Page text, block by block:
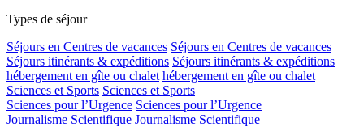
Types de séjour
Séjours en Centres de vacances Séjours en Centres de vacances
Séjours itinérants & expéditions Séjours itinérants & expéditions
hébergement en gîte ou chalet hébergement en gîte ou chalet
Sciences et Sports Sciences et Sports
Sciences pour l’Urgence Sciences pour l’Urgence
Journalisme Scientifique Journalisme Scientifique